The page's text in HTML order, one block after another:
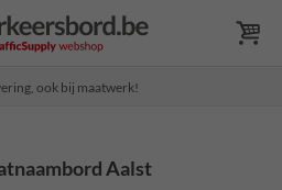
ook bij maatwerk!
Aalst